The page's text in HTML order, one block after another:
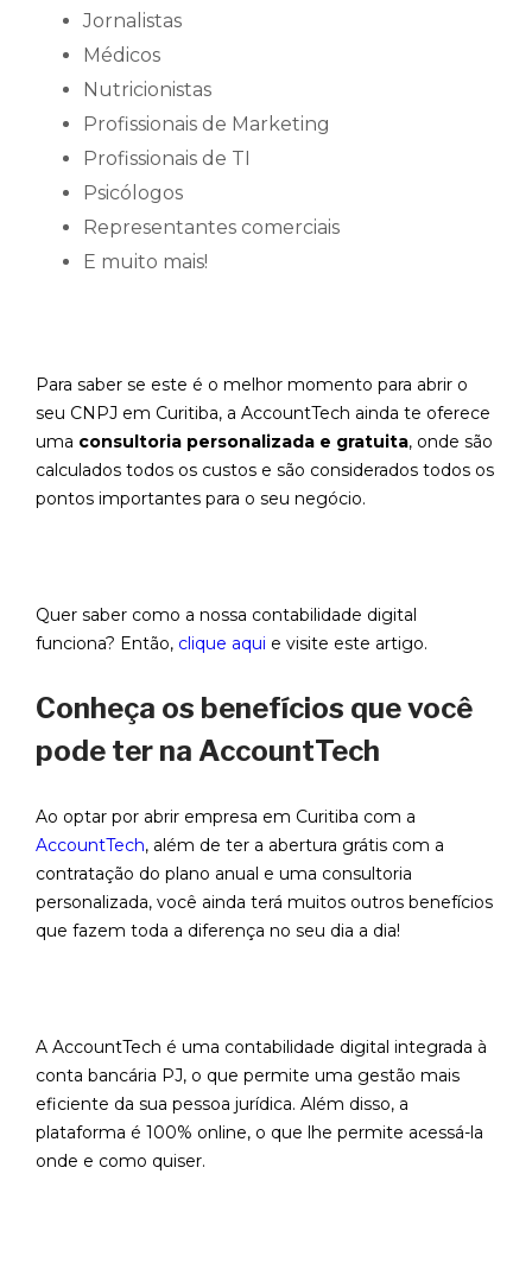
Jornalistas
Médicos
Nutricionistas
Profissionais de Marketing
Profissionais de TI
Psicólogos
Representantes comerciais
E muito mais!
Para saber se este é o melhor momento para abrir o
seu CNPJ em Curitiba, a AccountTech ainda te oferece
uma consultoria personalizada e gratuita, onde são
calculados todos os custos e são considerados todos os
pontos importantes para o seu negócio.
Quer saber como a nossa contabilidade digital
funciona? Então, clique aqui e visite este artigo.
Conheça os benefícios que você
pode ter na AccountTech
Ao optar por abrir empresa em Curitiba com a
AccountTech, além de ter a abertura grátis com a
contratação do plano anual e uma consultoria
personalizada, você ainda terá muitos outros benefícios
que fazem toda a diferença no seu dia a dia!
A AccountTech é uma contabilidade digital integrada à
conta bancária PJ, o que permite uma gestão mais
eficiente da sua pessoa jurídica. Além disso, a
plataforma é 100% online, o que lhe permite acessá-la
onde e como quiser.